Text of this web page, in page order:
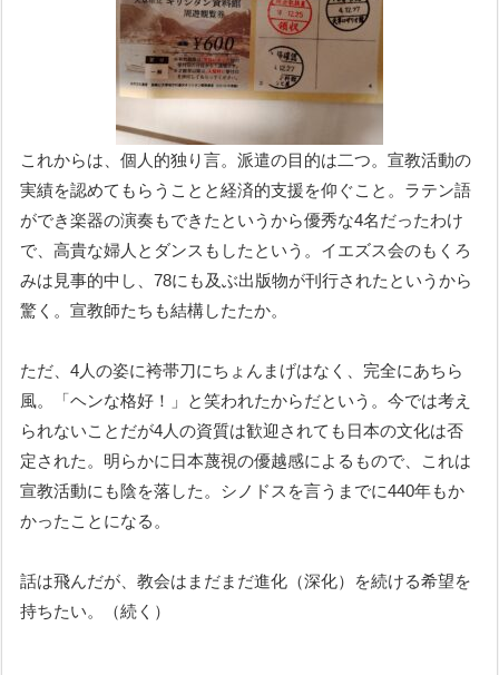
これからは、個人的独り言。派遣の目的は二つ。宣教活動の
実績を認めてもらうことと経済的支援を仰ぐこと。ラテン語
ができ楽器の演奏もできたというから優秀な4名だったわけ
で、高貴な婦人とダンスもしたという。イエズス会のもくろ
みは見事的中し、78にも及ぶ出版物が刊行されたというから
驚く。宣教師たちも結構したたか。
ただ、4人の姿に袴帯刀にちょんまげはなく、完全にあちら
風。「ヘンな格好！」と笑われたからだという。今では考え
られないことだが4人の資質は歓迎されても日本の文化は否
定された。明らかに日本蔑視の優越感によるもので、これは
宣教活動にも陰を落した。シノドスを言うまでに440年もか
かったことになる。
話は飛んだが、教会はまだまだ進化（深化）を続ける希望を
持ちたい。（続く）